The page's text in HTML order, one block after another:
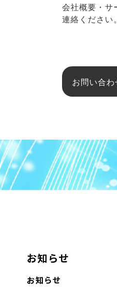
会社概要・サ
連絡ください。
お問い合わ
お知らせ
お知らせ